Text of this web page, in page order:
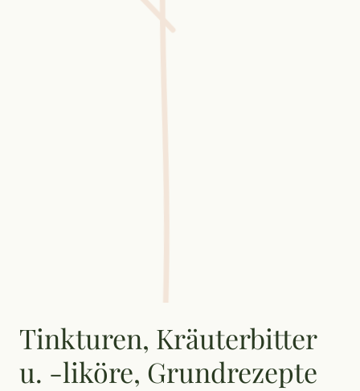
Tinkturen, Kräuterbitter
u. -liköre, Grundrezepte